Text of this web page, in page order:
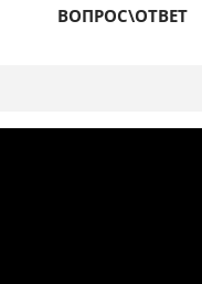
ВОПРОС\ОТВЕТ